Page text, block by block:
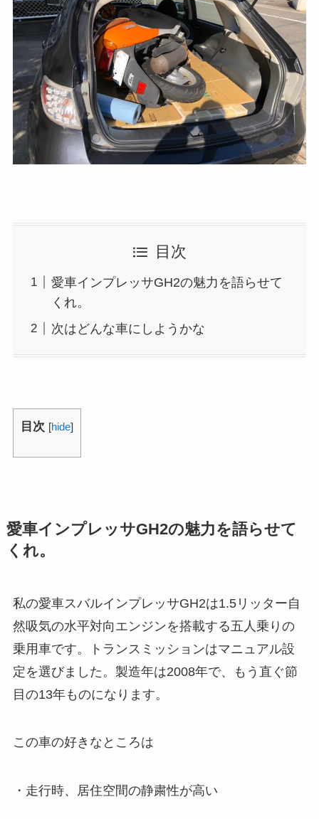
目次
愛車インプレッサGH2の魅力を語らせて
くれ。
次はどんな車にしようかな
目次 [hide]
愛車インプレッサGH2の魅力を語らせて
くれ。
私の愛車スバルインプレッサGH2は1.5リッター自
然吸気の水平対向エンジンを搭載する五人乗りの
乗用車です。トランスミッションはマニュアル設
定を選びました。製造年は2008年で、もう直ぐ節
目の13年ものになります。
この車の好きなところは
・走行時、居住空間の静粛性が高い